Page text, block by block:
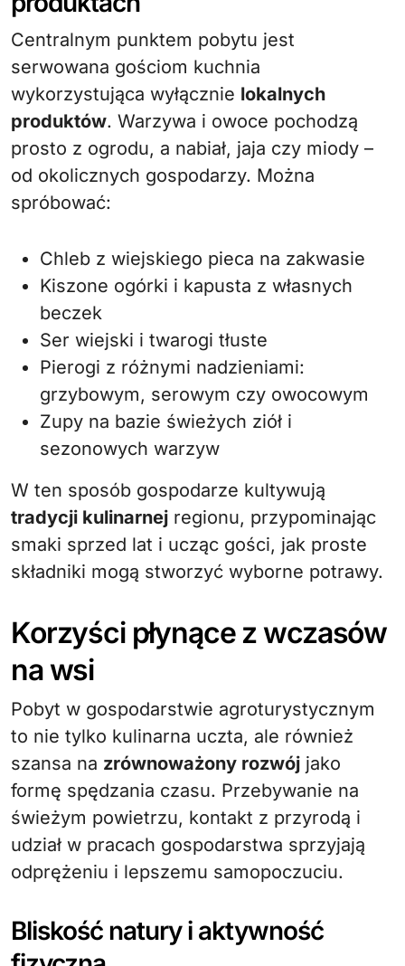
Centralnym punktem pobytu jest
serwowana gościom kuchnia
wykorzystująca wyłącznie lokalnych
produktów. Warzywa i owoce pochodzą
prosto z ogrodu, a nabiał, jaja czy miody –
od okolicznych gospodarzy. Można
spróbować:
Chleb z wiejskiego pieca na zakwasie
Kiszone ogórki i kapusta z własnych
beczek
Ser wiejski i twarogi tłuste
Pierogi z różnymi nadzieniami:
grzybowym, serowym czy owocowym
Zupy na bazie świeżych ziół i
sezonowych warzyw
W ten sposób gospodarze kultywują
tradycji kulinarnej regionu, przypominając
smaki sprzed lat i ucząc gości, jak proste
składniki mogą stworzyć wyborne potrawy.
Korzyści płynące z wczasów
na wsi
Pobyt w gospodarstwie agroturystycznym
to nie tylko kulinarna uczta, ale również
szansa na zrównoważony rozwój jako
formę spędzania czasu. Przebywanie na
świeżym powietrzu, kontakt z przyrodą i
udział w pracach gospodarstwa sprzyjają
odprężeniu i lepszemu samopoczuciu.
Bliskość natury i aktywność